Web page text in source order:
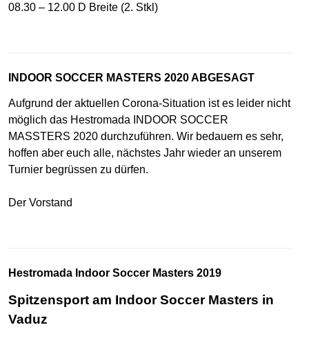
08.30 – 12.00 D Breite (2. Stkl)
INDOOR SOCCER MASTERS 2020 ABGESAGT
Aufgrund der aktuellen Corona-Situation ist es leider nicht
möglich das Hestromada INDOOR SOCCER
MASSTERS 2020 durchzuführen. Wir bedauern es sehr,
hoffen aber euch alle, nächstes Jahr wieder an unserem
Turnier begrüssen zu dürfen.
Der Vorstand
Hestromada Indoor Soccer Masters 2019
Spitzensport am Indoor Soccer Masters in
Vaduz